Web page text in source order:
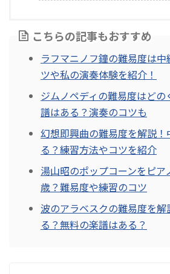
こちらの記事もおすすめ
ラフマニノフ鐘の難易度は
ツや私の演奏体験を紹介！
ジムノペディの難易度はど
譜はある？演奏のコツも
幻想即興曲の難易度を解説！
る？練習方法やコツを紹介
湯山昭のポップコーンをピ
歳？難易度や練習のコツ
波のアラベスクの難易度を
る？無料の楽譜はある？